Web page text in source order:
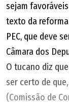
sejam
texto da
PEC, que deve
Câmara dos
O tucano diz
ser certo de que,
(Comissão de